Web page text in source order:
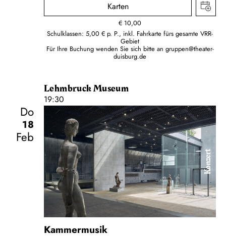
Karten
€ 10,00
Schulklassen: 5,00 € p. P., inkl. Fahrkarte fürs gesamte VRR-
Gebiet
Für Ihre Buchung wenden Sie sich bitte an gruppen@theater-
duisburg.de
Lehmbruck Museum
19:30
Do
18
Feb
Konzert
Kammermusik